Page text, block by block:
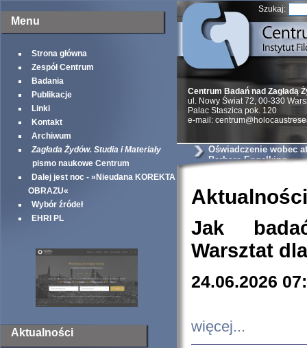
Menu
Strona główna
Zespół Centrum
Badania
Publikacje
Linki
Kontakt
Archiwum
Zagłada Żydów. Studia i Materiały
pismo naukowe Centrum
Dalej jest noc - »Nieudana KOREKTA
OBRAZU«
Wybór źródeł
EHRI PL
Aktualności
Szukaj:
Centrum Badań nad Zagładą
ul. Nowy Świat 72, 00-330
Palac Staszica pok. 120
e-mail:
Oświadczenie wobec
Barbarę Engelking
Aktualności
Jak
Warsztat
24.06.2026
więcej...